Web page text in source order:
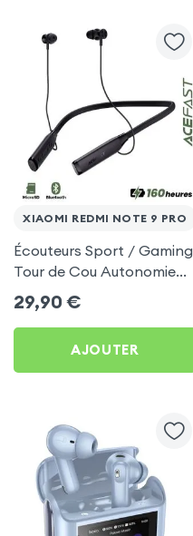
XIAOMI REDMI NOTE 9 PRO
Écouteurs Sport / Gaming
Tour de Cou Autonomie
160h Acefast pour Xiaomi
Redmi Note 9 Pro
29,90 €
AJOUTER